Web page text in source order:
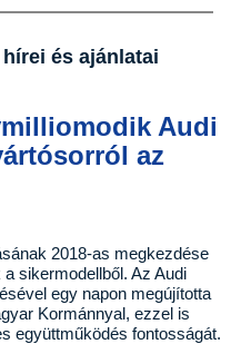
és ajánlatai
Audi
az
2018-as megkezdése
sikermodellből. Az Audi
egy napon megújította
Kormánnyal, ezzel is
együttműködés fontosságát.